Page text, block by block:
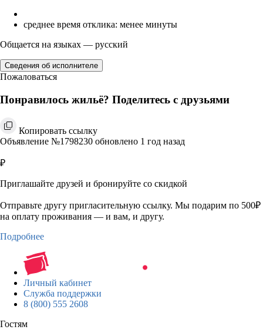
среднее время отклика: менее минуты
Общается на языках — русский
Сведения об исполнителе
Пожаловаться
Понравилось жильё? Поделитесь с друзьями
Копировать ссылку
Объявление №1798230 обновлено 1 год назад
₽
Приглашайте друзей и бронируйте со скидкой
Отправьте другу пригласительную ссылку. Мы подарим по 500₽
на оплату проживания — и вам, и другу.
Подробнее
Личный кабинет
Служба поддержки
8 (800) 555 2608
Гостям